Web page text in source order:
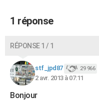
Dictionnaire
Biographies
Citations
Expressions
Proverbes
PROGRAMME TV
COPAINS D'AVANT
S'inscrire
Se connecter
Lycées
Collèges
Primaires
Universités
Entreprises
Service militaire
Avis de recherche
AVIS DE DÉCÈS
1 réponse
RÉPONSE 1 / 1
stf_jpd87 29 966
2 avr. 2013 à 07:11
Bonjour